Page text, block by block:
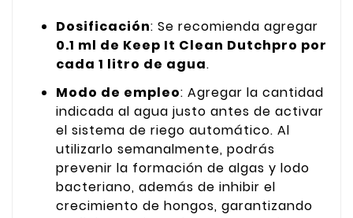
Dosificación: Se recomienda agregar
0.1 ml de Keep It Clean Dutchpro por
cada 1 litro de agua.
Modo de empleo: Agregar la cantidad
indicada al agua justo antes de activar
el sistema de riego automático. Al
utilizarlo semanalmente, podrás
prevenir la formación de algas y lodo
bacteriano, además de inhibir el
crecimiento de hongos, garantizando